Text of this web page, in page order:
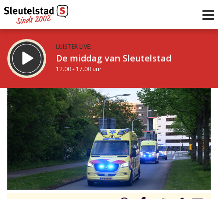
LUISTER LIVE:
De middag van Sleutelstad
12.00 - 17.00 uur
STRAKS:
Sleutelstad 30
17.00 - 19.00 uur
Vorig uur
uur 1 van 0 Volgend uur
Inklappen